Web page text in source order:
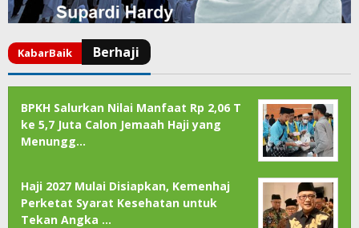
BPKH Salurkan Nilai Manfaat Rp 2,06 T
ke 5,7 Juta Calon Jemaah Haji yang
Menungg…
Haji 2027 Mulai Disiapkan, Kemenhaj
Perketat Syarat Kesehatan untuk
Tekan Angka …